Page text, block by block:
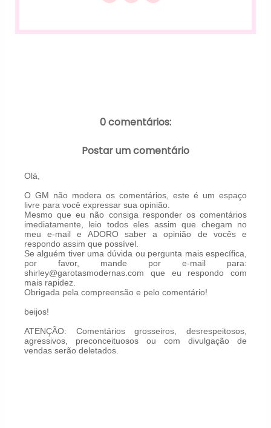
0 comentários:
Postar um comentário
Olá,
O GM não modera os comentários, este é um espaço
livre para você expressar sua opinião.
Mesmo que eu não consiga responder os comentários
imediatamente, leio todos eles assim que chegam no
meu e-mail e ADORO saber a opinião de vocês e
respondo assim que possível.
Se alguém tiver uma dúvida ou pergunta mais específica,
por favor, mande por e-mail para:
shirley@garotasmodernas.com que eu respondo com
mais rapidez.
Obrigada pela compreensão e pelo comentário!
beijos!
ATENÇÃO: Comentários grosseiros, desrespeitosos,
agressivos, preconceituosos ou com divulgação de
vendas serão deletados.